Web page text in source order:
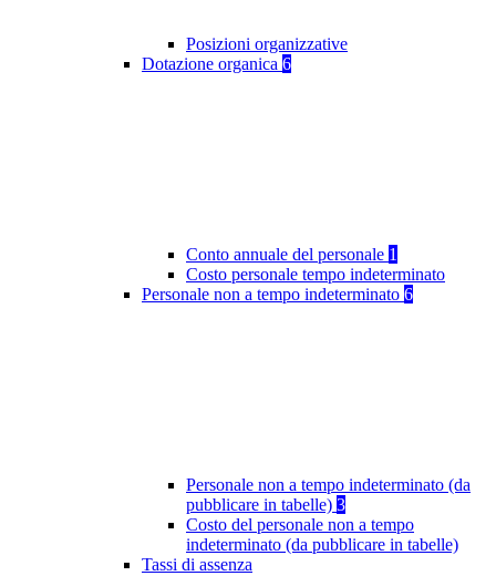
Posizioni organizzative
Dotazione organica 6
Conto annuale del personale 1
Costo personale tempo indeterminato
Personale non a tempo indeterminato 6
Personale non a tempo indeterminato (da
pubblicare in tabelle) 3
Costo del personale non a tempo
indeterminato (da pubblicare in tabelle)
Tassi di assenza